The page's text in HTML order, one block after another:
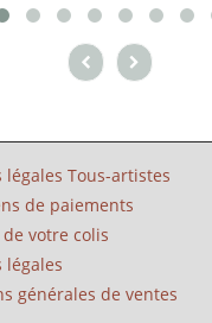
légales Tous-artistes
de paiements
votre colis
légales
générales de ventes